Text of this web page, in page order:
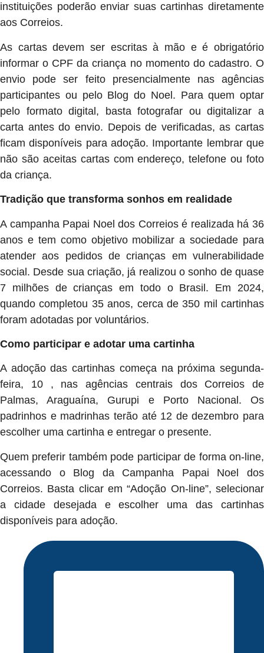
instituições poderão enviar suas cartinhas diretamente
aos Correios.
As cartas devem ser escritas à mão e é obrigatório
informar o CPF da criança no momento do cadastro. O
envio pode ser feito presencialmente nas agências
participantes ou pelo Blog do Noel. Para quem optar
pelo formato digital, basta fotografar ou digitalizar a
carta antes do envio. Depois de verificadas, as cartas
ficam disponíveis para adoção. Importante lembrar que
não são aceitas cartas com endereço, telefone ou foto
da criança.
Tradição que transforma sonhos em realidade
A campanha Papai Noel dos Correios é realizada há 36
anos e tem como objetivo mobilizar a sociedade para
atender aos pedidos de crianças em vulnerabilidade
social. Desde sua criação, já realizou o sonho de quase
7 milhões de crianças em todo o Brasil. Em 2024,
quando completou 35 anos, cerca de 350 mil cartinhas
foram adotadas por voluntários.
Como participar e adotar uma cartinha
A adoção das cartinhas começa na próxima segunda-
feira, 10 , nas agências centrais dos Correios de
Palmas, Araguaína, Gurupi e Porto Nacional. Os
padrinhos e madrinhas terão até 12 de dezembro para
escolher uma cartinha e entregar o presente.
Quem preferir também pode participar de forma on-line,
acessando o Blog da Campanha Papai Noel dos
Correios. Basta clicar em “Adoção On-line”, selecionar
a cidade desejada e escolher uma das cartinhas
disponíveis para adoção.